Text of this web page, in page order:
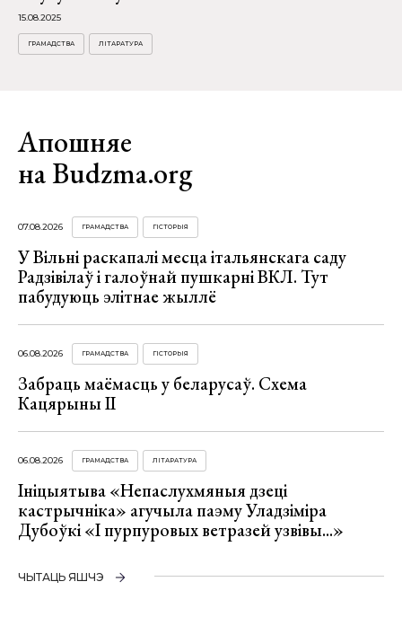
15.08.2025
ГРАМАДСТВА ЛІТАРАТУРА
Апошняе
на Budzma.org
07.08.2026 ГРАМАДСТВА ГІСТОРЫЯ
У Вільні раскапалі месца італьянскага саду
Радзівілаў і галоўнай пушкарні ВКЛ. Тут
пабудуюць элітнае жыллё
06.08.2026 ГРАМАДСТВА ГІСТОРЫЯ
Забраць маёмасць у беларусаў. Схема
Кацярыны ІІ
06.08.2026 ГРАМАДСТВА ЛІТАРАТУРА
Ініцыятыва «Непаслухмяныя дзеці
кастрычніка» агучыла паэму Уладзіміра
Дубоўкі «І пурпуровых ветразей узвівы...»
ЧЫТАЦЬ ЯШЧЭ